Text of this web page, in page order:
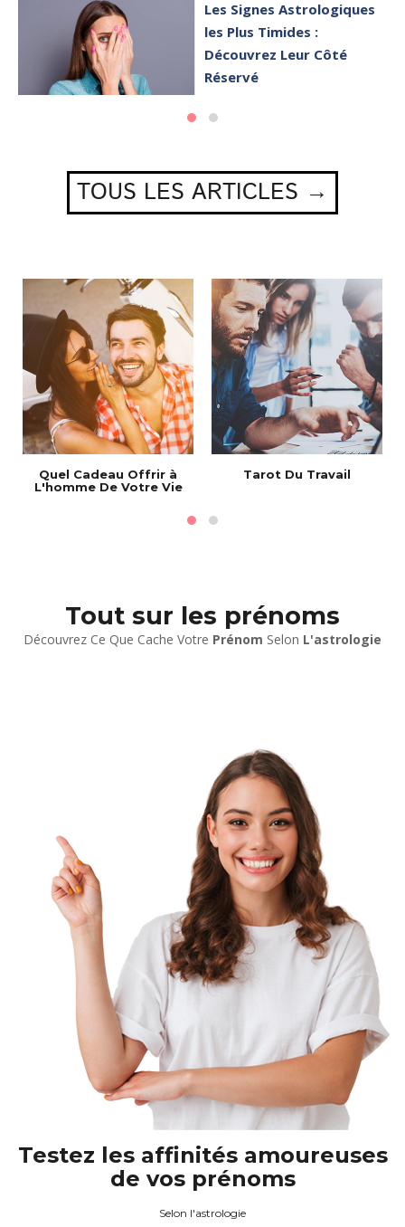
Les Signes Astrologiques
les Plus Timides :
Découvrez Leur Côté
Réservé
TOUS LES ARTICLES →
Quel Cadeau Offrir à
L'homme De Votre Vie
Tarot Du Travail
Tout sur les prénoms
Découvrez Ce Que Cache Votre Prénom Selon L'astrologie
Testez les affinités amoureuses
de vos prénoms
Selon l'astrologie